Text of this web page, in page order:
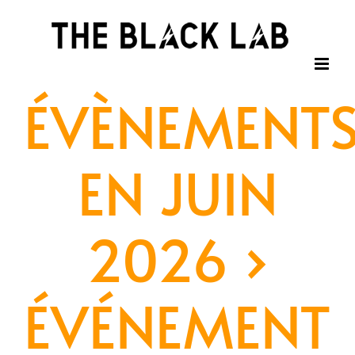
EN JUIN
2026 ›
ÉVÉNEMENT